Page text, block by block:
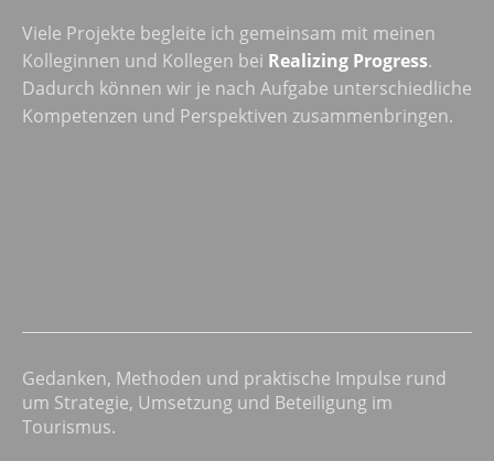
Viele Projekte begleite ich gemeinsam mit meinen
Kolleginnen und Kollegen bei Realizing Progress.
Dadurch können wir je nach Aufgabe unterschiedliche
Kompetenzen und Perspektiven zusammenbringen.
Gedanken, Methoden und praktische Impulse rund
um Strategie, Umsetzung und Beteiligung im
Tourismus.